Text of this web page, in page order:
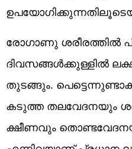
രോഗാണു ശരീരത്തിൽ
ദിവസങ്ങൾക്കുള്ളിൽ
തുടങ്ങും.
കടുത്ത തലവേദനയും
ക്ഷീണവും